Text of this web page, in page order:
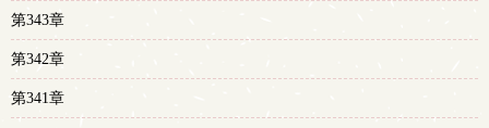
第343章
第342章
第341章